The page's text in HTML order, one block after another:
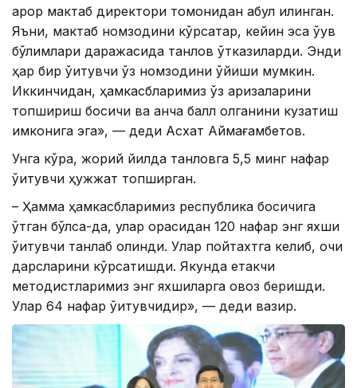
қарор мактаб директори томонидан қабул қилинган.
Яъни, мактаб номзодини кўрсатар, кейин эса ўқув
бўлимлари даражасида танлов ўтказиларди. Энди
ҳар бир ўқитувчи ўз номзодини қўйиши мумкин.
Иккинчидан, ҳамкасбларимиз ўз аризаларини
топшириш босқичи ва қанча балл олганини кузатиш
имконига эга», — деди Асхат Аймағамбетов.
Унга кўра, жорий йилда танловга 5,5 минг нафар
ўқитувчи ҳужжат топширган.
– Ҳамма ҳамкасбларимиз республика босқичига
ўтган бўлса-да, улар орасидан 120 нафар энг яхши
ўқитувчи танлаб олинди. Улар пойтахтга келиб, очиқ
дарсларини кўрсатишди. Якунда етакчи
методистларимиз энг яхшиларга овоз беришди.
Улар 64 нафар ўқитувчидир», — деди вазир.